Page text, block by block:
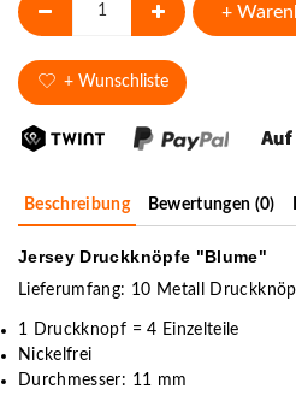
+
+ Wunschliste
Beschreibung Bewertungen (0)
Jersey Druckknöpfe "Blume"
Lieferumfang: 10 Metall
1 Druckknopf = 4 Einzelteile
Nickelfrei
Durchmesser: 11 mm